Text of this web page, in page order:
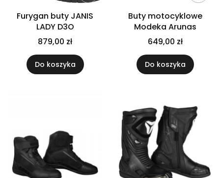
Furygan buty JANIS
LADY D3O
879,00 zł
Do koszyka
Buty motocyklowe
Modeka Arunas
649,00 zł
Do koszyka